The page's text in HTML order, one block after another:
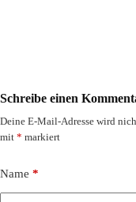
Schreibe einen
Deine E-Mail-Adresse wird
mit * markiert
Name *